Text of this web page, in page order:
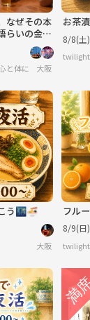
なぜその本
らいの金曜
体に「余白のじかん」
大阪
お茶
8/8(土
う🌃🍜
大阪
フル
8/9(日